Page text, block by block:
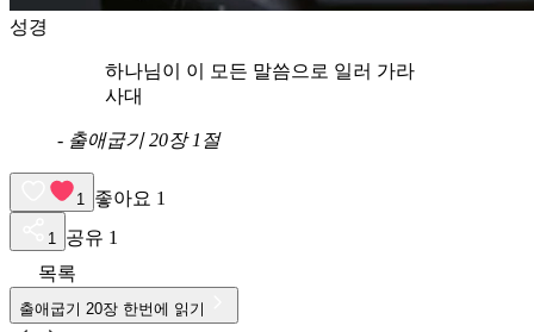
성경
하나님이 이 모든 말씀으로 일러 가라
사대
- 출애굽기 20장 1절
1 좋아요 1
1 공유 1
목록
출애굽기 20장 한번에 읽기